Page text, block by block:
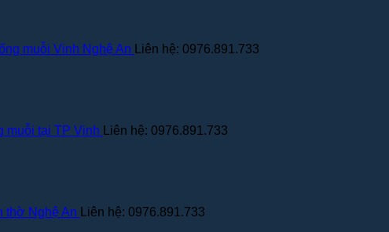
muỗi Vinh Nghệ An Liên hệ: 0976.891.733
muỗi tại TP Vinh Liên hệ: 0976.891.733
thờ Nghệ An Liên hệ: 0976.891.733